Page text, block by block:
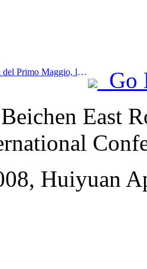
Prev:Durante le festività del Primo Maggio, la ferrovia del delta del fiume Yangtze ha trasportato oltre 21,38 milioni di passeggeri.
Go
East
Huiyuan